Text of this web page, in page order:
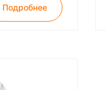
Подробнее